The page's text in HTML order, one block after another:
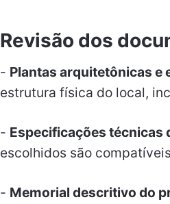
Revisão dos
- Plantas arquitetônicas e
estrutura física do local,
- Especificações técnicas
escolhidos são
- Memorial descritivo do